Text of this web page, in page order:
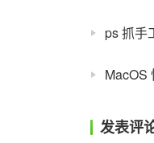
ps 抓手
MacOS
发表评